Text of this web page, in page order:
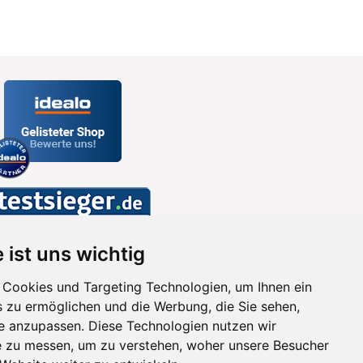
ist uns wichtig
und Targeting Technologien, um Ihnen ein
ermöglichen und die Werbung, die Sie sehen,
anzupassen. Diese Technologien nutzen wir
messen, um zu verstehen, woher unsere Besucher